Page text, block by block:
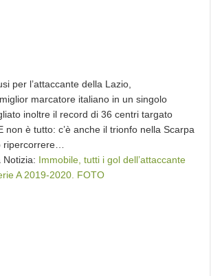
per l’attaccante della Lazio,
marcatore italiano in un singolo
inoltre il record di 36 centri targato
non è tutto: c’è anche il trionfo nella Scarpa
ripercorrere…
Notizia: Immobile, tutti i gol dell’attaccante
A 2019-2020. FOTO